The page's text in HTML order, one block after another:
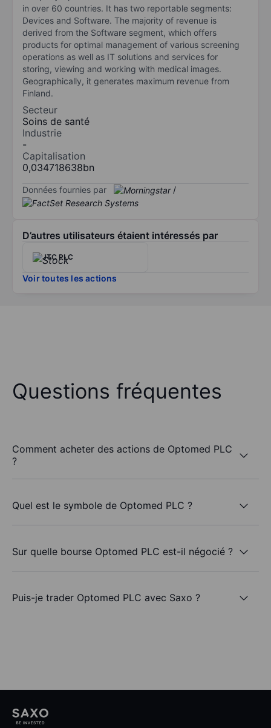
in over 60 countries. It has two reportable segments:
Devices and Software. The majority of revenue is
derived from the Software segment, which offers
products for optimal management of various screening
operations as well as IT solutions and services for
storing, viewing and working with medical images.
Geographically, it generates maximum revenue from
Finland.
Secteur
Soins de santé
Industrie
-
Capitalisation
0,034718638bn
Données fournies par /
D’autres utilisateurs étaient intéressés par
JTC PLC
Voir toutes les actions
Questions fréquentes
Comment acheter des actions de Optomed PLC
?
Quel est le symbole de Optomed PLC ?
Sur quelle bourse Optomed PLC est-il négocié ?
Puis-je trader Optomed PLC avec Saxo ?